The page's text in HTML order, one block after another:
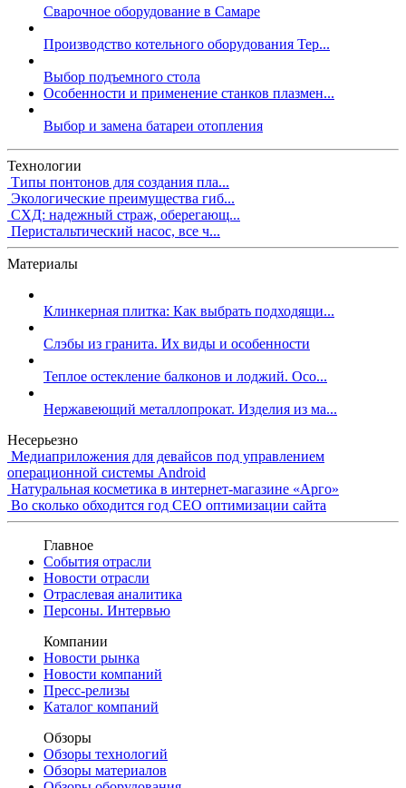
Сварочное оборудование в Самаре
Производство котельного оборудования Тер...
Выбор подъемного стола
Особенности и применение станков плазмен...
Выбор и замена батареи отопления
Технологии
Типы понтонов для создания пла...
Экологические преимущества гиб...
СХД: надежный страж, оберегающ...
Перистальтический насос, все ч...
Материалы
Клинкерная плитка: Как выбрать подходящи...
Слэбы из гранита. Их виды и особенности
Теплое остекление балконов и лоджий. Осо...
Нержавеющий металлопрокат. Изделия из ма...
Несерьезно
Медиаприложения для девайсов под управлением
операционной системы Android
Натуральная косметика в интернет-магазине «Арго»
Во сколько обходится год СЕО оптимизации сайта
Главное
События отрасли
Новости отрасли
Отраслевая аналитика
Персоны. Интервью
Компании
Новости рынка
Новости компаний
Пресс-релизы
Каталог компаний
Обзоры
Обзоры технологий
Обзоры материалов